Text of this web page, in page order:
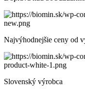
Najvýhodnejšie ceny od
Slovenský výrobca